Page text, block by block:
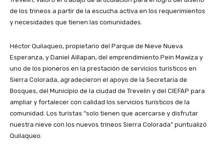
de los trineos a partir de la escucha activa en los requerimientos
y necesidades que tienen las comunidades.
Héctor Quilaqueo, propietario del Parque de Nieve Nueva
Esperanza, y Daniel Aillapan, del emprendimiento Pein Mawiza y
uno de los pioneros en la prestación de servicios turísticos en
Sierra Colorada, agradecieron el apoyo de la Secretaría de
Bosques, del Municipio de la ciudad de Trevelin y del CIEFAP para
ampliar y fortalecer con calidad los servicios turísticos de la
comunidad. Los turistas “solo tienen que acercarse y disfrutar
nuestra nieve con los nuevos trineos Sierra Colorada” puntualizó
Quilaqueo.